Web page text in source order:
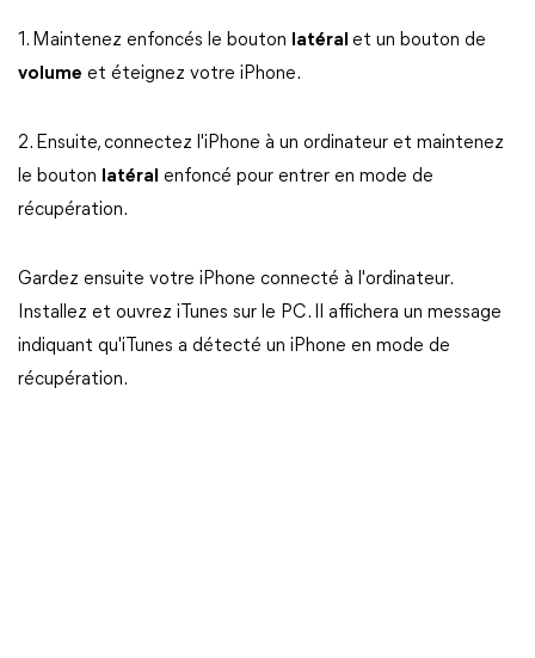
1. Maintenez enfoncés le bouton latéral et un bouton de
volume et éteignez votre iPhone.
2. Ensuite, connectez l'iPhone à un ordinateur et maintenez
le bouton
latéral enfoncé pour entrer en mode de
récupération.
Gardez ensuite votre iPhone connecté à l'ordinateur.
Installez et ouvrez iTunes sur le PC. Il affichera un message
indiquant qu'iTunes a détecté un iPhone en mode de
récupération.